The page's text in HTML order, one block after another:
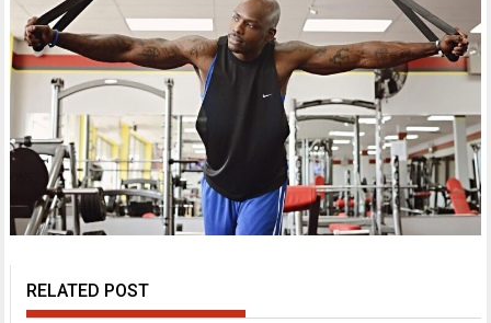
RELATED POST